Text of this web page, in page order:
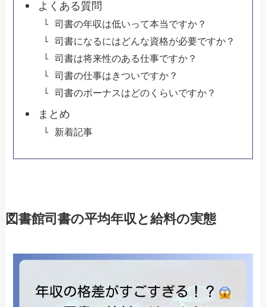
よくある質問
司書の年収は低いって本当ですか？
司書になるにはどんな資格が必要ですか？
司書は将来性のある仕事ですか？
司書の仕事はきついですか？
司書のボーナスはどのくらいですか？
まとめ
新着記事
図書館司書の平均年収と給料の実態